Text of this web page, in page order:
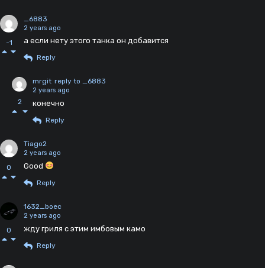
-1
_6883
2 years ago
а если нету этого танка он добавится
Reply
2
mrgit reply to _6883
2 years ago
конечно
Reply
0
Tiago2
2 years ago
Good
Reply
0
1632_boec
2 years ago
жду гриля с этим имбовым камо
Reply